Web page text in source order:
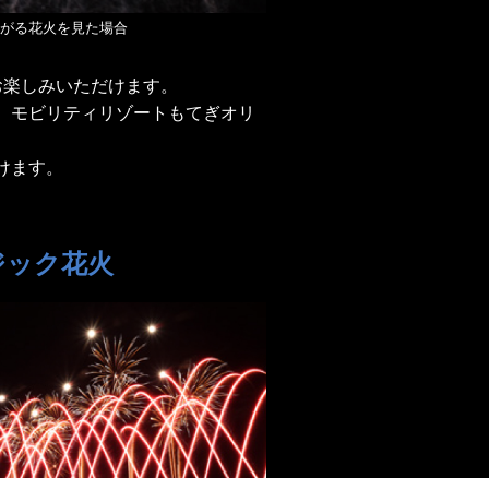
る花火を見た場合
しみいただけます。
ビリティリゾートもてぎオリ
す。
ク花火